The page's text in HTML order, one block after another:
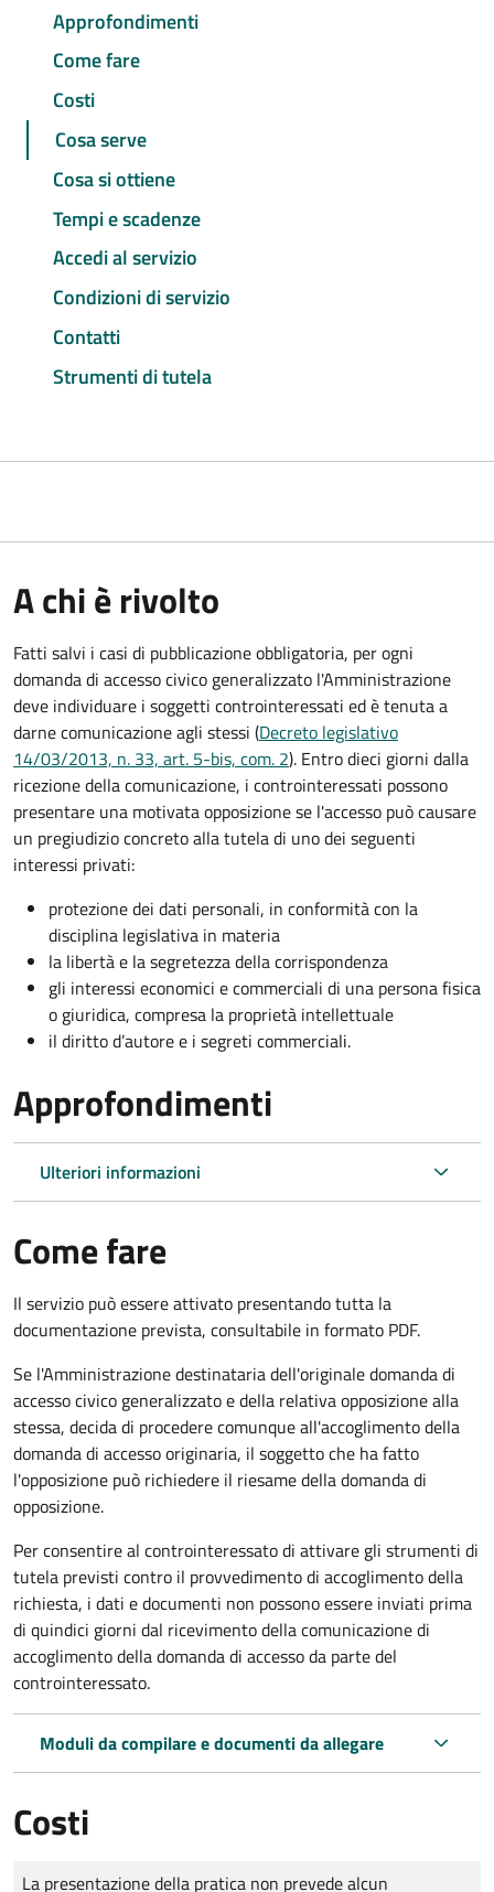
Approfondimenti
Come fare
Costi
Cosa serve
Cosa si ottiene
Tempi e scadenze
Accedi al servizio
Condizioni di servizio
Contatti
Strumenti di tutela
A chi è rivolto
Fatti salvi i casi di pubblicazione obbligatoria, per ogni
domanda di accesso civico generalizzato l'Amministrazione
deve individuare i soggetti controinteressati ed è tenuta a
darne comunicazione agli stessi (Decreto legislativo
14/03/2013, n. 33, art. 5-bis, com. 2). Entro dieci giorni dalla
ricezione della comunicazione, i controinteressati possono
presentare una motivata opposizione se l'accesso può causare
un pregiudizio concreto alla tutela di uno dei seguenti
interessi privati:
protezione dei dati personali, in conformità con la
disciplina legislativa in materia
la libertà e la segretezza della corrispondenza
gli interessi economici e commerciali di una persona fisica
o giuridica, compresa la proprietà intellettuale
il diritto d’autore e i segreti commerciali.
Approfondimenti
Ulteriori informazioni
Come fare
Il servizio può essere attivato presentando tutta la
documentazione prevista, consultabile in formato PDF.
Se l'Amministrazione destinataria dell'originale domanda di
accesso civico generalizzato e della relativa opposizione alla
stessa, decida di procedere comunque all'accoglimento della
domanda di accesso originaria, il soggetto che ha fatto
l'opposizione può richiedere il riesame della domanda di
opposizione.
Per consentire al controinteressato di attivare gli strumenti di
tutela previsti contro il provvedimento di accoglimento della
richiesta, i dati e documenti non possono essere inviati prima
di quindici giorni dal ricevimento della comunicazione di
accoglimento della domanda di accesso da parte del
controinteressato.
Moduli da compilare e documenti da allegare
Costi
Tipo di pagamento
Importo
La presentazione della pratica non prevede alcun